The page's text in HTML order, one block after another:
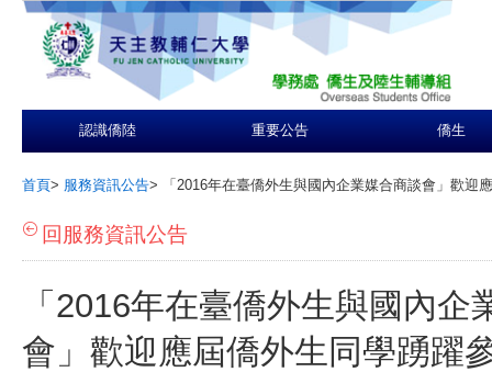
認識僑陸 重要公告 僑生
首頁> 服務資訊公告> 「2016年在臺僑外生與國內企業媒合商談會」歡迎
回服務資訊公告
「2016年在臺僑外生與國內企
會」歡迎應屆僑外生同學踴躍